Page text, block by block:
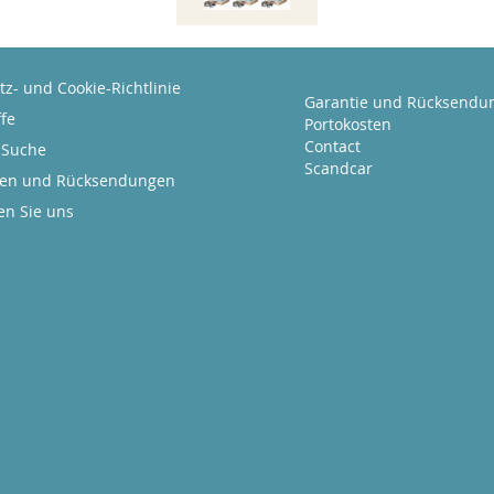
und Cookie-Richtlinie
und Rücksendungen
Sie uns
Garantie und
Portokosten
Contact
Scandcar